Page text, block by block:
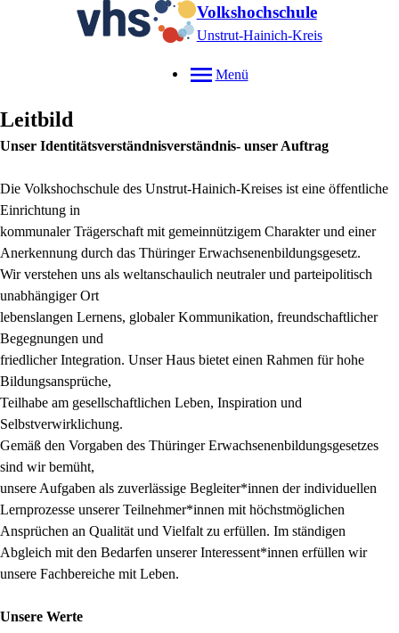
Volkshochschule
Unstrut-Hainich-Kreis
Menü
Leitbild
Unser Identitätsverständnisverständnis- unser Auftrag
Die Volkshochschule des Unstrut-Hainich-Kreises ist eine öffentliche
Einrichtung in
kommunaler Trägerschaft mit gemeinnützigem Charakter und einer
Anerkennung durch das Thüringer Erwachsenenbildungsgesetz.
Wir verstehen uns als weltanschaulich neutraler und parteipolitisch
unabhängiger Ort
lebenslangen Lernens, globaler Kommunikation, freundschaftlicher
Begegnungen und
friedlicher Integration. Unser Haus bietet einen Rahmen für hohe
Bildungsansprüche,
Teilhabe am gesellschaftlichen Leben, Inspiration und
Selbstverwirklichung.
Gemäß den Vorgaben des Thüringer Erwachsenenbildungsgesetzes
sind wir bemüht,
unsere Aufgaben als zuverlässige Begleiter*innen der individuellen
Lernprozesse unserer Teilnehmer*innen mit höchstmöglichen
Ansprüchen an Qualität und Vielfalt zu erfüllen. Im ständigen
Abgleich mit den Bedarfen unserer Interessent*innen erfüllen wir
unsere Fachbereiche mit Leben.
Unsere Werte